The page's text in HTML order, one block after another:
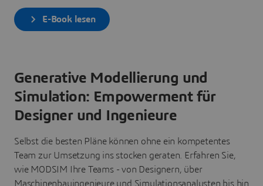
E-Book lesen
Generative Modellierung und
Simulation: Empowerment für
Designer und Ingenieure
Selbst die besten Pläne können ohne ein kompetentes
Team zur Umsetzung ins stocken geraten. Erfahren Sie,
wie MODSIM Ihre Teams - von Designern, über
Maschinenbauingenieure und Simulationsanalysten bis hin